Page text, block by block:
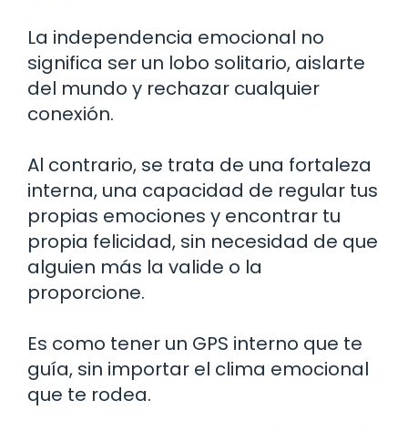
La independencia emocional no
significa ser un lobo solitario, aislarte
del mundo y rechazar cualquier
conexión.
Al contrario, se trata de una fortaleza
interna, una capacidad de regular tus
propias emociones y encontrar tu
propia felicidad, sin necesidad de que
alguien más la valide o la
proporcione.
Es como tener un GPS interno que te
guía, sin importar el clima emocional
que te rodea.